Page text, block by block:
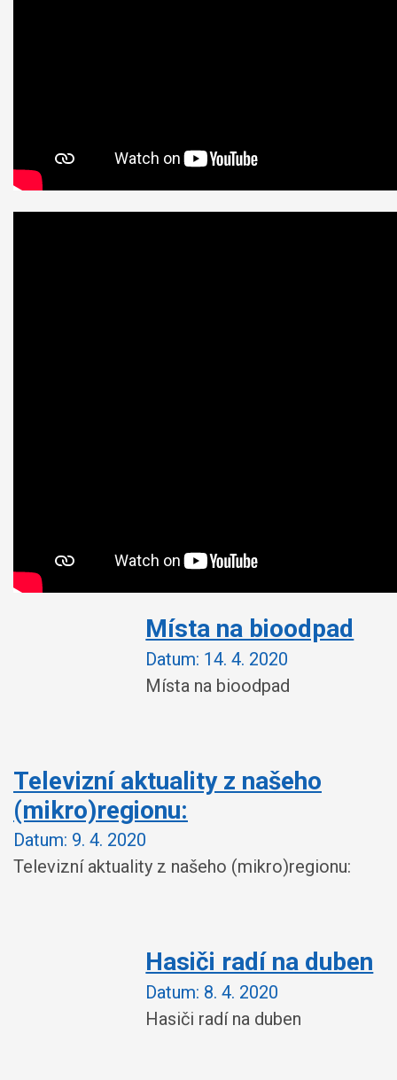
Místa na bioodpad
Datum: 14. 4. 2020
Místa na bioodpad
Televizní aktuality z našeho
(mikro)regionu:
Datum: 9. 4. 2020
Televizní aktuality z našeho (mikro)regionu:
Hasiči radí na duben
Datum: 8. 4. 2020
Hasiči radí na duben